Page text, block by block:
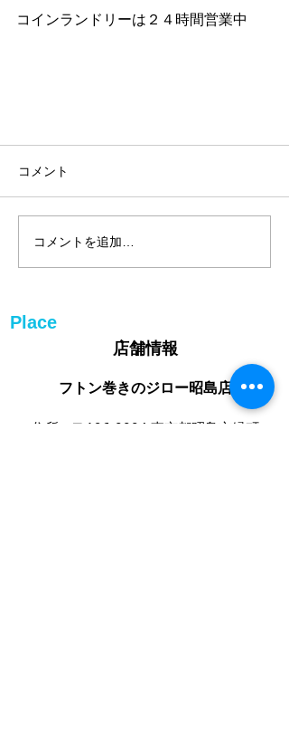
コインランドリーは２４時間営業中
コメント
コメントを追加…
Place
店舗情報
フトン巻きのジロー昭島店
住所：〒196-0004 東京都昭島市緑町